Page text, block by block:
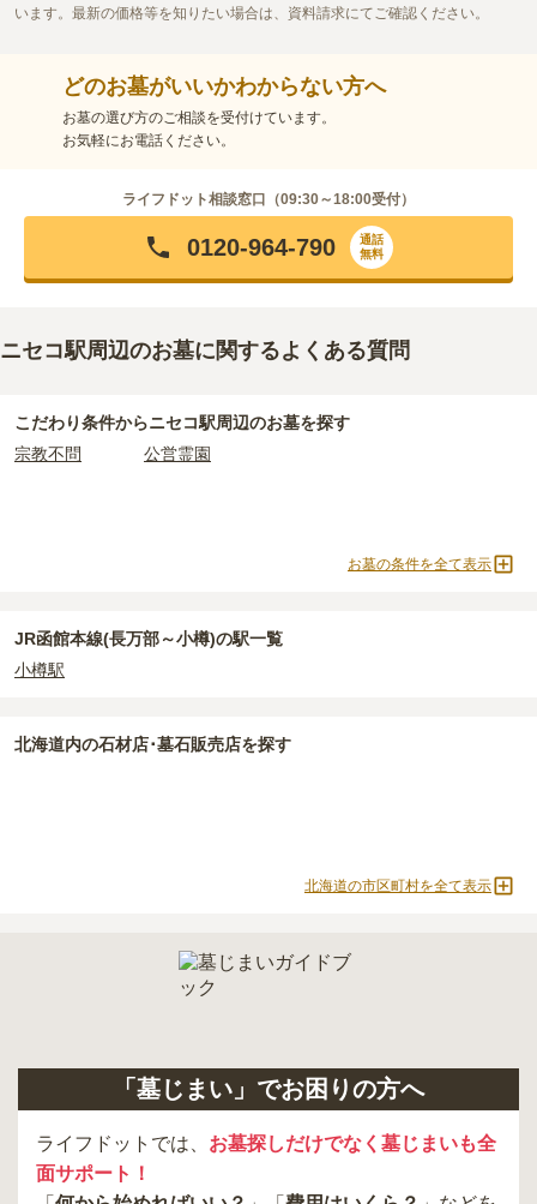
います。最新の価格等を知りたい場合は、資料請求にてご確認ください。
どのお墓がいいかわからない方へ
お墓の選び方のご相談を受付けています。
お気軽にお電話ください。
ライフドット相談窓口（09:30～18:00受付）
0120-964-790
通話
無料
ニセコ駅周辺のお墓に関するよくある質問
こだわり条件からニセコ駅周辺のお墓を探す
宗教不問
公営霊園
お墓の条件を全て表示
JR函館本線(長万部～小樽)の駅一覧
小樽駅
北海道内の石材店･墓石販売店を探す
北海道の市区町村を全て表示
「墓じまい」でお困りの方へ
ライフドットでは、 お墓探しだけでなく墓じまいも全
面サポート！